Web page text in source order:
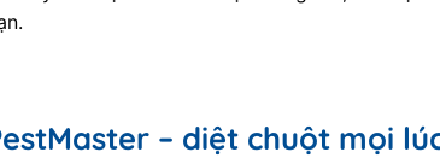
– diệt chuột mọi